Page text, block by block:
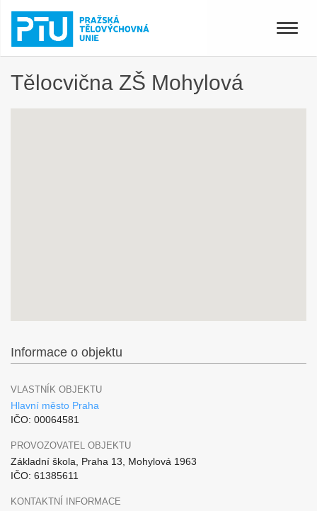
Toggle
Tělocvična ZŠ Mohylová
Informace o objektu
VLASTNÍK OBJEKTU
Hlavní město Praha
IČO: 00064581
PROVOZOVATEL OBJEKTU
Základní škola, Praha 13, Mohylová 1963
IČO: 61385611
KONTAKTNÍ INFORMACE